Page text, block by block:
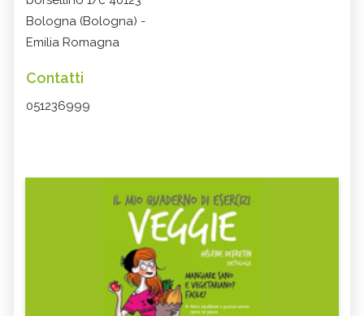
Bologna (Bologna) -
Emilia Romagna
Contatti
051236999